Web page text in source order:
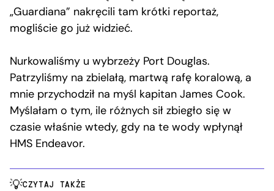
„Guardiana” nakręcili tam krótki reportaż,
mogliście go już widzieć.
Nurkowaliśmy u wybrzeży Port Douglas.
Patrzyliśmy na zbielałą, martwą rafę koralową, a
mnie przychodził na myśl kapitan James Cook.
Myślałam o tym, ile różnych sił zbiegło się w
czasie właśnie wtedy, gdy na te wody wpłynął
HMS Endeavor.
CZYTAJ TAKŻE